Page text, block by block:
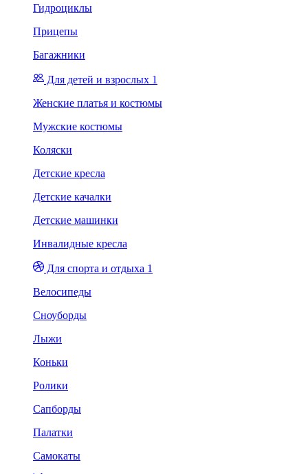
Гидроциклы
Прицепы
Багажники
Для детей и взрослых 1
Женские платья и костюмы
Мужские костюмы
Коляски
Детские кресла
Детские качалки
Детские машинки
Инвалидные кресла
Для спорта и отдыха 1
Велосипеды
Сноуборды
Лыжи
Коньки
Ролики
Сапборды
Палатки
Самокаты